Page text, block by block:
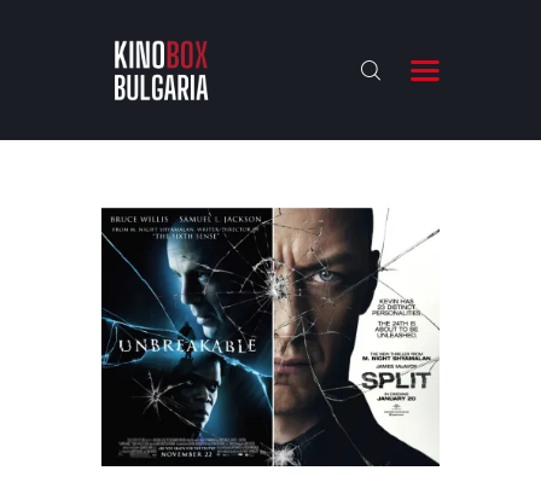
KINOBOX BULGARIA
АНАЛИЗИ
БАХТИ НАГРАДИТЕ
ИНТЕРВЮТА
ЗА НАС